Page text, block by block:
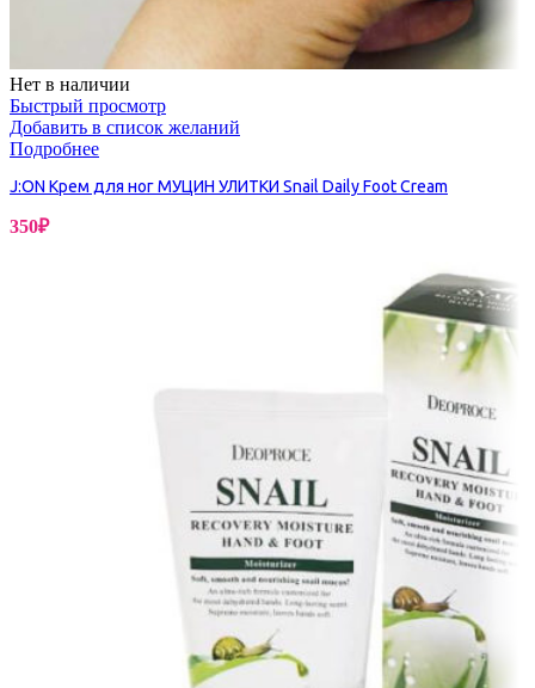
Нет в наличии
Быстрый просмотр
Добавить в список желаний
Подробнее
J:ON Крем для ног МУЦИН УЛИТКИ Snail Daily Foot Cream
350₽